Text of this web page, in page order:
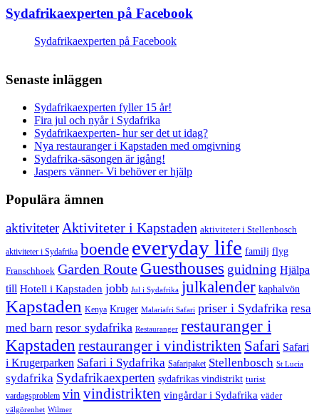
Sydafrikaexperten på Facebook
Sydafrikaexperten på Facebook
Senaste inläggen
Sydafrikaexperten fyller 15 år!
Fira jul och nyår i Sydafrika
Sydafrikaexperten- hur ser det ut idag?
Nya restauranger i Kapstaden med omgivning
Sydafrika-säsongen är igång!
Jaspers vänner- Vi behöver er hjälp
Populära ämnen
aktiviteterAktiviteter i Kapstaden aktiviteter i Stellenbosch
aktiviteter i Sydafrika boende everyday life familj flyg
Franschhoek Garden Route Guesthouses guidning Hjälpa
till Hotell i Kapstaden jobb Jul i Sydafrika julkalender kaphalvön
Kapstaden Kenya Kruger Malariafri Safari priser i Sydafrika resa
med barn resor sydafrika Restauranger restauranger i
Kapstaden restauranger i vindistrikten Safari Safari
i Krugerparken Safari i Sydafrika Safaripaket Stellenbosch St Lucia
sydafrika Sydafrikaexperten sydafrikas vindistrikt turist
vardagsproblem vinvindistrikten vingårdar i Sydafrika väder
välgörenhet Wilmer